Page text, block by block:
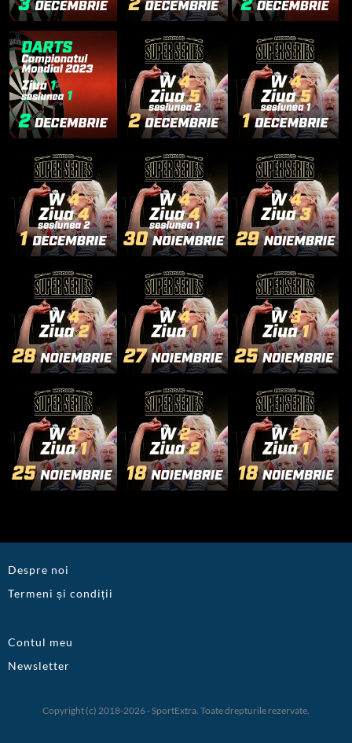
Despre noi
Termeni și condiții
Contul meu
Newsletter
Copyright (c) 2018-2026 - SportExtra. Toate drepturile rezervate.